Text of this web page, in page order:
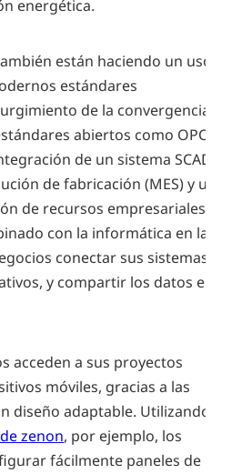
energética.
están haciendo un uso
estándares
de la convergencia
abiertos como OPC
de un sistema SCADA
de fabricación (MES) y un
de recursos empresariales
con la informática en la
conectar sus sistemas
y compartir los datos en
acceden a sus proyectos
móviles, gracias a las
diseño adaptable. Utilizando
zenon, por ejemplo, los
fácilmente paneles de